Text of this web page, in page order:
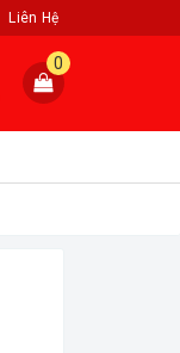
Liên Hệ
0